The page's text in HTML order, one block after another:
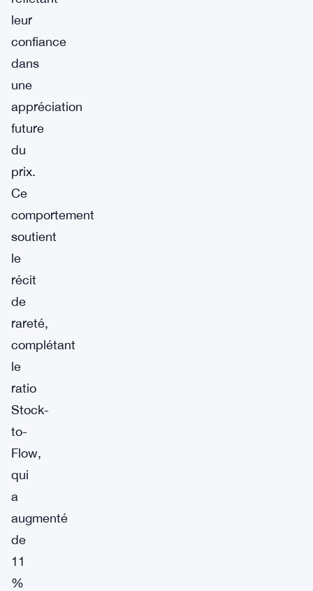
leur
confiance
dans
une
appréciation
future
du
prix.
Ce
comportement
soutient
le
récit
de
rareté,
complétant
le
ratio
Stock-
to-
Flow,
qui
a
augmenté
de
11
%